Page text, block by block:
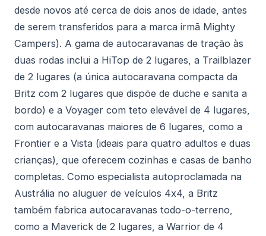
desde novos até cerca de dois anos de idade, antes
de serem transferidos para a marca irmã Mighty
Campers). A gama de autocaravanas de tração às
duas rodas inclui a HiTop de 2 lugares, a Trailblazer
de 2 lugares (a única autocaravana compacta da
Britz com 2 lugares que dispõe de duche e sanita a
bordo) e a Voyager com teto elevável de 4 lugares,
com autocaravanas maiores de 6 lugares, como a
Frontier e a Vista (ideais para quatro adultos e duas
crianças), que oferecem cozinhas e casas de banho
completas. Como especialista autoproclamada na
Austrália no aluguer de veículos 4x4, a Britz
também fabrica autocaravanas todo-o-terreno,
como a Maverick de 2 lugares, a Warrior de 4